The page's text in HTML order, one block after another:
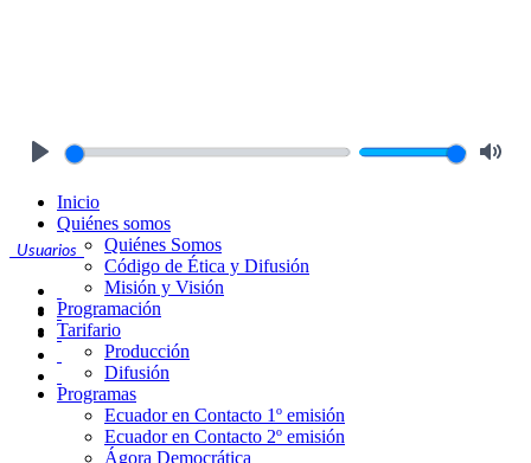
Usuarios
Inicio
Quiénes somos
Quiénes Somos
Código de Ética y Difusión
Misión y Visión
Programación
Tarifario
Producción
Difusión
Programas
Ecuador en Contacto 1º emisión
Ecuador en Contacto 2º emisión
Ágora Democrática